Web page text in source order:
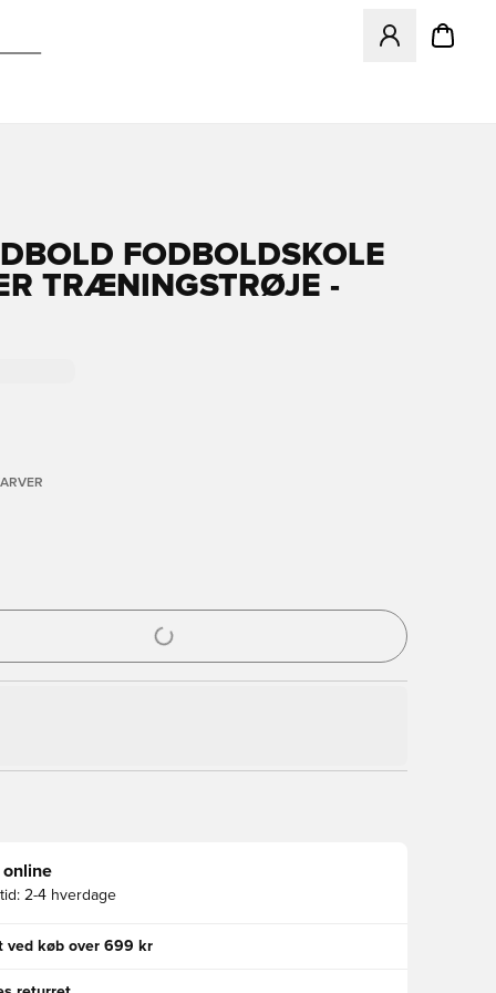
Åbner en
FODBOLDSKOLE
TRÆNINGSTRØJE -
til at logge ind eller tilmelde dig som medlem
online
2-4 hverdage
ved køb over 699 kr